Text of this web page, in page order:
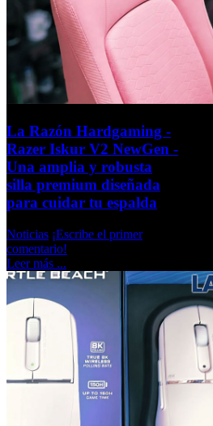
La Razón Hardgaming -
Razer Iskur V2 NewGen -
Una amplia y robusta
silla premium diseñada
para cuidar tu espalda
Noticias ¡Escribe el primer
comentario!
Leer más ...